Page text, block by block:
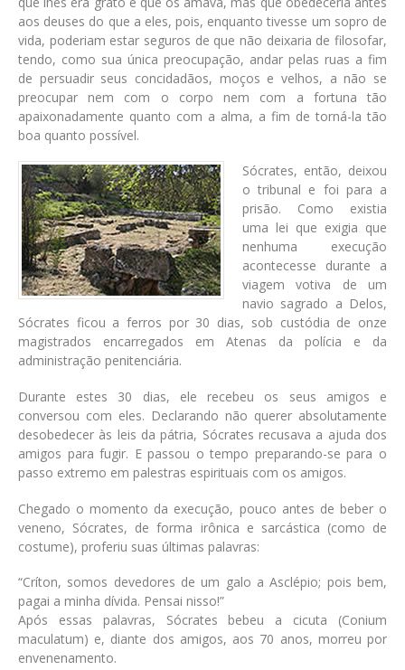
aos deuses do que a eles, pois, enquanto tivesse um sopro de
vida, poderiam estar seguros de que não deixaria de filosofar,
tendo, como sua única preocupação, andar pelas ruas a fim
de persuadir seus concidadãos, moços e velhos, a não se
preocupar nem com o corpo nem com a fortuna tão
apaixonadamente quanto com a alma, a fim de torná-la tão
boa quanto possível.
Sócrates, então, deixou
o tribunal e foi para a
prisão. Como existia
uma lei que exigia que
nenhuma execução
acontecesse durante a
viagem votiva de um
navio sagrado a Delos,
Sócrates ficou a ferros por 30 dias, sob custódia de onze
magistrados encarregados em Atenas da polícia e da
administração penitenciária.
Durante estes 30 dias, ele recebeu os seus amigos e
conversou com eles. Declarando não querer absolutamente
desobedecer às leis da pátria, Sócrates recusava a ajuda dos
amigos para fugir. E passou o tempo preparando-se para o
passo extremo em palestras espirituais com os amigos.
Chegado o momento da execução, pouco antes de beber o
veneno, Sócrates, de forma irônica e sarcástica (como de
costume), proferiu suas últimas palavras:
“Críton, somos devedores de um galo a Asclépio; pois bem,
pagai a minha dívida. Pensai nisso!”
Após essas palavras, Sócrates bebeu a cicuta (Conium
maculatum) e, diante dos amigos, aos 70 anos, morreu por
envenenamento.